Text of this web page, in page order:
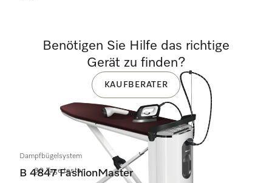
30 Tage testen
Dampfbügelsystem
B 4847 FashionMaster
Benötigen Sie Hilfe das richtige
Gerät zu finden?
KAUFBERATER